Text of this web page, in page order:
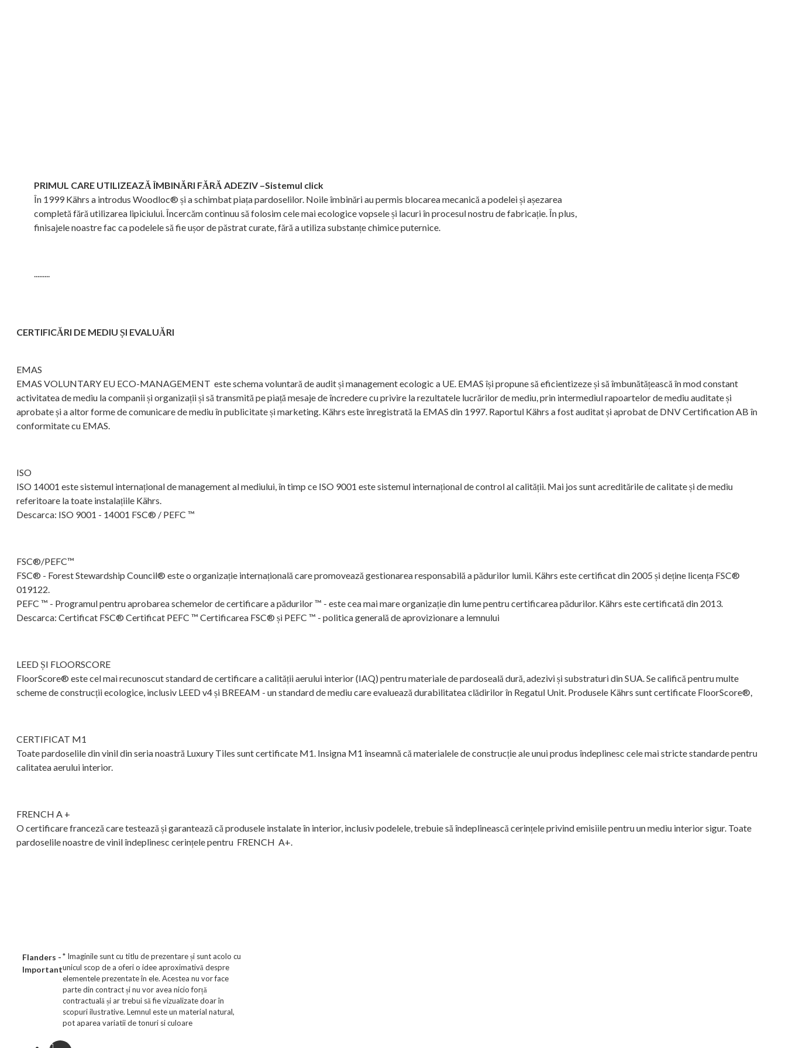
PRIMUL CARE UTILIZEAZĂ ÎMBINĂRI FĂRĂ ADEZIV –Sistemul click
În 1999 Kährs a introdus Woodloc® și a schimbat piața pardoselilor. Noile îmbinări au permis blocarea mecanică a podelei și așezarea
completă fără utilizarea lipiciului. Încercăm continuu să folosim cele mai ecologice vopsele și lacuri în procesul nostru de fabricație. În plus,
finisajele noastre fac ca podelele să fie ușor de păstrat curate, fără a utiliza substanțe chimice puternice.
.........
CERTIFICĂRI DE MEDIU ȘI EVALUĂRI
EMAS
EMAS VOLUNTARY EU ECO-MANAGEMENT este schema voluntară de audit și management ecologic a UE. EMAS își propune să eficientizeze și să îmbunătățească în mod constant
activitatea de mediu la companii și organizații și să transmită pe piață mesaje de încredere cu privire la rezultatele lucrărilor de mediu, prin intermediul rapoartelor de mediu auditate și
aprobate și a altor forme de comunicare de mediu în publicitate și marketing. Kährs este înregistrată la EMAS din 1997. Raportul Kährs a fost auditat și aprobat de DNV Certification AB în
conformitate cu EMAS.
ISO
ISO 14001 este sistemul internațional de management al mediului, în timp ce ISO 9001 este sistemul internațional de control al calității. Mai jos sunt acreditările de calitate și de mediu
referitoare la toate instalațiile Kährs.
Descarca: ISO 9001 - 14001 FSC® / PEFC ™
FSC®/PEFC™
FSC® - Forest Stewardship Council® este o organizație internațională care promovează gestionarea responsabilă a pădurilor lumii. Kährs este certificat din 2005 și deține licența FSC®
019122.
PEFC ™ - Programul pentru aprobarea schemelor de certificare a pădurilor ™ - este cea mai mare organizație din lume pentru certificarea pădurilor. Kährs este certificată din 2013.
Descarca: Certificat FSC® Certificat PEFC ™ Certificarea FSC® și PEFC ™ - politica generală de aprovizionare a lemnului
LEED ȘI FLOORSCORE
FloorScore® este cel mai recunoscut standard de certificare a calității aerului interior (IAQ) pentru materiale de pardoseală dură, adezivi și substraturi din SUA. Se califică pentru multe
scheme de construcții ecologice, inclusiv LEED v4 și BREEAM - un standard de mediu care evaluează durabilitatea clădirilor în Regatul Unit. Produsele Kährs sunt certificate FloorScore®,
CERTIFICAT M1
Toate pardoselile din vinil din seria noastră Luxury Tiles sunt certificate M1. Insigna M1 înseamnă că materialele de construcție ale unui produs îndeplinesc cele mai stricte standarde pentru
calitatea aerului interior.
FRENCH A +
O certificare franceză care testează și garantează că produsele instalate în interior, inclusiv podelele, trebuie să îndeplinească cerințele privind emisiile pentru un mediu interior sigur. Toate
pardoselile noastre de vinil îndeplinesc cerințele pentru FRENCH A+.
Flanders -
Important
* Imaginile sunt cu titlu de prezentare și sunt acolo cu
unicul scop de a oferi o idee aproximativă despre
elementele prezentate în ele. Acestea nu vor face
parte din contract și nu vor avea nicio forță
contractuală și ar trebui să fie vizualizate doar în
scopuri ilustrative. Lemnul este un material natural,
pot aparea variatii de tonuri si culoare